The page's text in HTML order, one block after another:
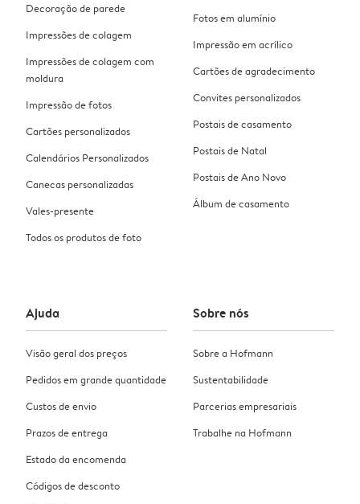
Decoração de parede
Impressões de colagem
Impressões de colagem com
moldura
Impressão de fotos
Cartões personalizados
Calendários Personalizados
Canecas personalizadas
Vales-presente
Todos os produtos de foto
Fotos em alumínio
Impressão em acrílico
Cartões de agradecimento
Convites personalizados
Postais de casamento
Postais de Natal
Postais de Ano Novo
Álbum de casamento
Ajuda
Visão geral dos preços
Pedidos em grande quantidade
Custos de envio
Prazos de entrega
Estado da encomenda
Códigos de desconto
Sobre nós
Sobre a Hofmann
Sustentabilidade
Parcerias empresariais
Trabalhe na Hofmann